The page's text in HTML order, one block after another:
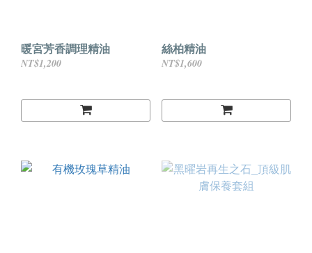
暖宮芳香調理精油
NT$1,200
絲柏精油
NT$1,600